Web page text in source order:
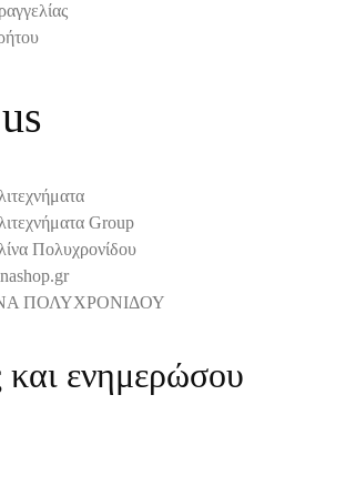
Group
Πολυχρονίδου
ΠΟΛΥΧΡΟΝΙΔΟΥ
και ενημερώσου